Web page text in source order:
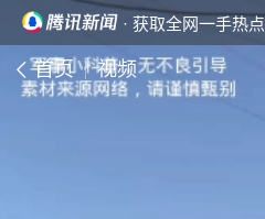
· 获取全网一手热点
首页 视频